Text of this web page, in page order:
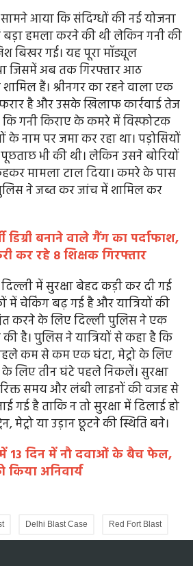
आया कि संदिग्धों की नई योजना
बड़ा हमला करने की थी लेकिन गनी की
बिखर गई। यह पूरा मॉड्यूल
जिसमें अब तक गिरफ्तार आठ
हैं। श्रीनगर का रहने वाला एक
फरार है और उसके खिलाफ कार्रवाई तेज
कि गनी किराए के कमरे में विस्फोटक
के नाम पर जमा कर रहा था। पड़ोसियों
भी की थी। लेकिन उसने बोरियों
मामला टाल दिया। कमरे के पास
ने जब्त कर जांच में शामिल कर
डिग्री बनाने वाले गैंग का पर्दाफाश,
कर रहे 8 शिक्षक गिरफ्तार
में सुरक्षा बेहद कड़ी कर दी गई
में चेकिंग बढ़ गई है और यात्रियों की
करने के लिए दिल्ली पुलिस ने एक
है। पुलिस ने यात्रियों से कहा है कि
कम से कम एक घंटा, मेट्रो के लिए
के लिए तीन घंटे पहले निकलें। सुरक्षा
समय और लंबी लाइनों की वजह से
गई है ताकि न तो सुरक्षा में ढिलाई हो
मेट्रो या उड़ान छूटने की स्थिति बने।
में 13 दिन में नौ दवाओं के बैच फेल,
अनिवार्य
Delhi Blast Case Red Fort Blast